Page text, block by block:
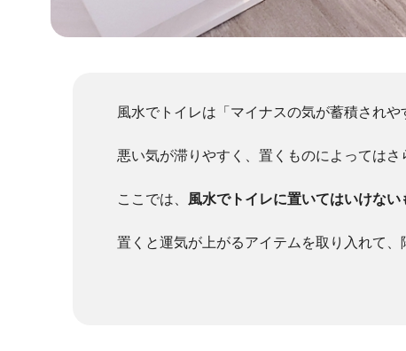
風水でトイレは「マイナスの気が蓄積されや
悪い気が滞りやすく、置くものによっては
ここでは、 風水でトイレに置いてはいけない
置くと運気が上がるアイテムを取り入れて